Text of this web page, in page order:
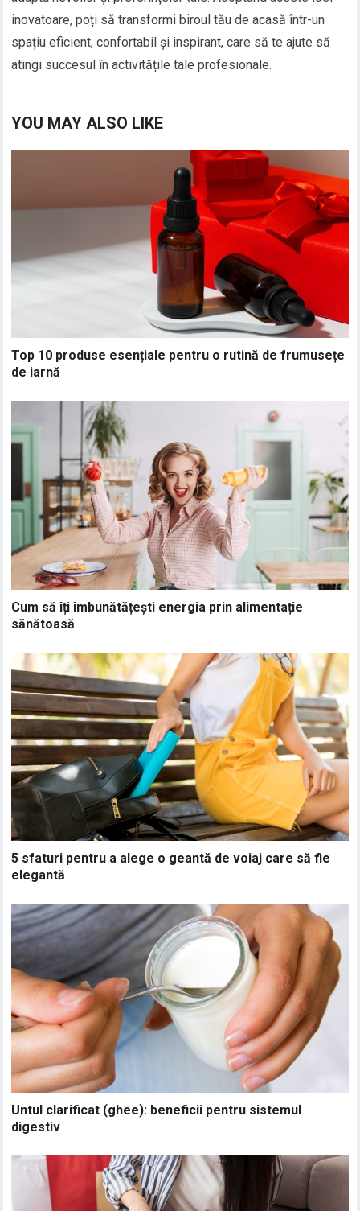
inovatoare, poți să transformi biroul tău de acasă într-un
spațiu eficient, confortabil și inspirant, care să te ajute să
atingi succesul în activitățile tale profesionale.
YOU MAY ALSO LIKE
Top 10 produse esențiale pentru o rutină de frumusețe
de iarnă
Cum să îți îmbunătățești energia prin alimentație
sănătoasă
5 sfaturi pentru a alege o geantă de voiaj care să fie
elegantă
Untul clarificat (ghee): beneficii pentru sistemul
digestiv